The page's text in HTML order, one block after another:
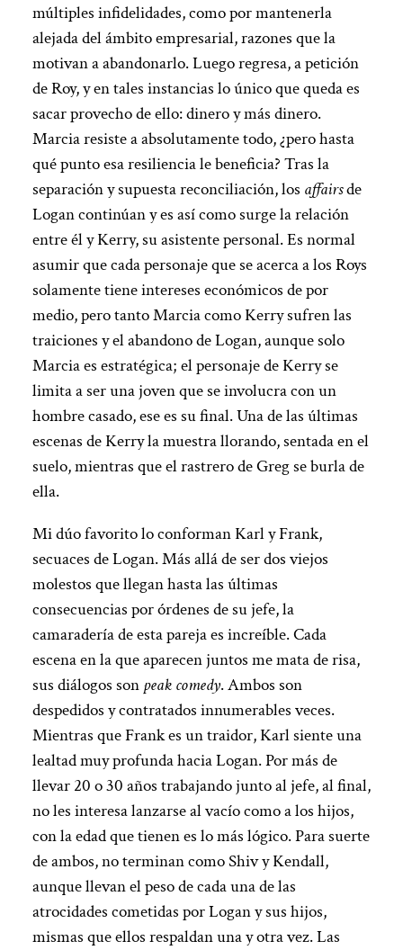
múltiples infidelidades, como por mantenerla
alejada del ámbito empresarial, razones que la
motivan a abandonarlo. Luego regresa, a petición
de Roy, y en tales instancias lo único que queda es
sacar provecho de ello: dinero y más dinero.
Marcia resiste a absolutamente todo, ¿pero hasta
qué punto esa resiliencia le beneficia? Tras la
separación y supuesta reconciliación, los affairsde
Logan continúan y es así como surge la relación
entre él y Kerry, su asistente personal. Es normal
asumir que cada personaje que se acerca a los Roys
solamente tiene intereses económicos de por
medio, pero tanto Marcia como Kerry sufren las
traiciones y el abandono de Logan, aunque solo
Marcia es estratégica; el personaje de Kerry se
limita a ser una joven que se involucra con un
hombre casado, ese es su final. Una de las últimas
escenas de Kerry la muestra llorando, sentada en el
suelo, mientras que el rastrero de Greg se burla de
ella.
Mi dúo favorito lo conforman Karl y Frank,
secuaces de Logan. Más allá de ser dos viejos
molestos que llegan hasta las últimas
consecuencias por órdenes de su jefe, la
camaradería de esta pareja es increíble. Cada
escena en la que aparecen juntos me mata de risa,
sus diálogos son peak comedy. Ambos son
despedidos y contratados innumerables veces.
Mientras que Frank es un traidor, Karl siente una
lealtad muy profunda hacia Logan. Por más de
llevar 20 o 30 años trabajando junto al jefe, al final,
no les interesa lanzarse al vacío como a los hijos,
con la edad que tienen es lo más lógico. Para suerte
de ambos, no terminan como Shiv y Kendall,
aunque llevan el peso de cada una de las
atrocidades cometidas por Logan y sus hijos,
mismas que ellos respaldan una y otra vez. Las